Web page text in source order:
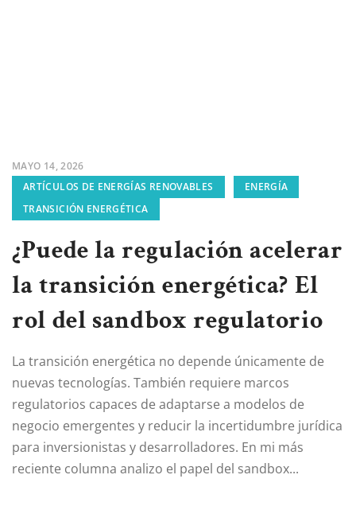
MAYO 14, 2026
ARTÍCULOS DE ENERGÍAS RENOVABLES
ENERGÍA
TRANSICIÓN ENERGÉTICA
¿Puede la regulación acelerar
la transición energética? El
rol del sandbox regulatorio
La transición energética no depende únicamente de
nuevas tecnologías. También requiere marcos
regulatorios capaces de adaptarse a modelos de
negocio emergentes y reducir la incertidumbre jurídica
para inversionistas y desarrolladores. En mi más
reciente columna analizo el papel del sandbox...